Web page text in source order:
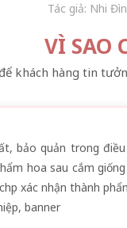
Tác giả: Nhi
VÌ SAO
khách hàng tin
bảo quản trong điều
hoa sau cắm giống
xác nhận thành
banner